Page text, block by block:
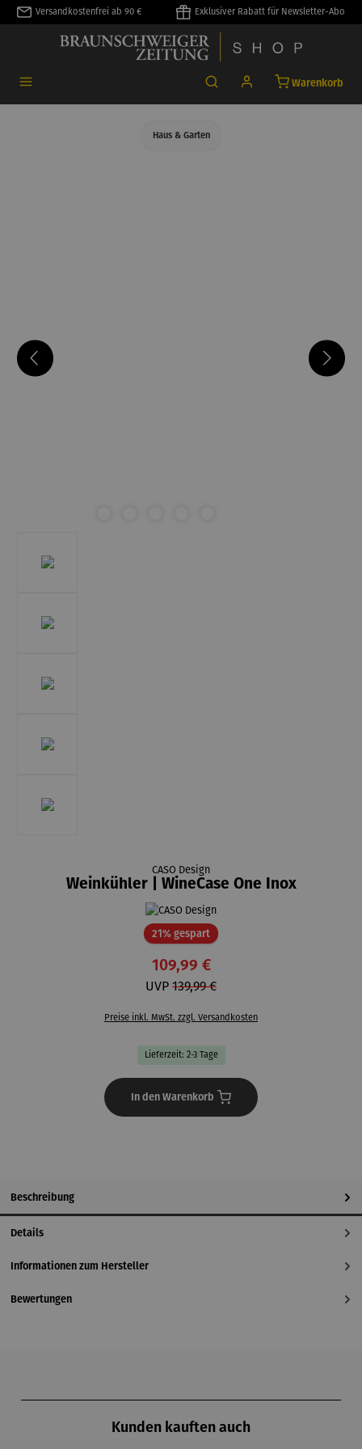
springen
Versandkostenfrei ab 90 € Exklusiver Rabatt für Newsletter-Abo
Warenkorb
Haus & Garten
CASO Design
Weinkühler | WineCase One Inox
21% gespartRabatt
109,99 €
UVP 139,99 €
Preise inkl. MwSt. zzgl. Versandkosten
Lieferzeit: 2-3 Tage
In den Warenkorb
Beschreibung
Details
Informationen zum Hersteller
Bewertungen
Kunden kauften auch